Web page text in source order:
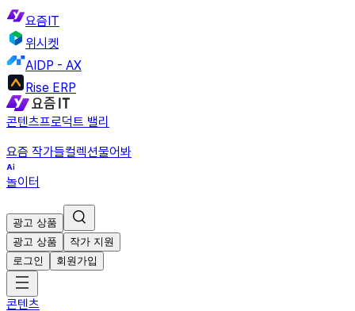
요즘IT
위시켓
AIDP - AX
Rise ERP
콘텐츠프로덕트 밸리
요즘 작가들컬렉션물어봐
놀이터
광고 상품
광고 상품
작가 지원
로그인
회원가입
콘텐츠